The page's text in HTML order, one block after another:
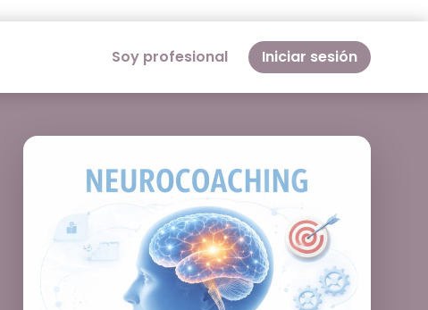
Soy profesional Iniciar sesión